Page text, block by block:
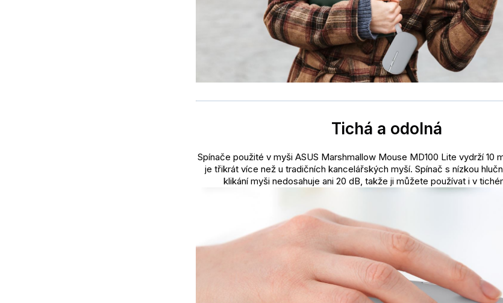
Tichá a odolná
Spínače použité v myši ASUS Marshmallow Mouse MD100 Lite vydrží 10
je třikrát více než u tradičních kancelářských myší. Spínač s nízkou
klikání myši nedosahuje ani 20 dB, takže ji můžete používat i v